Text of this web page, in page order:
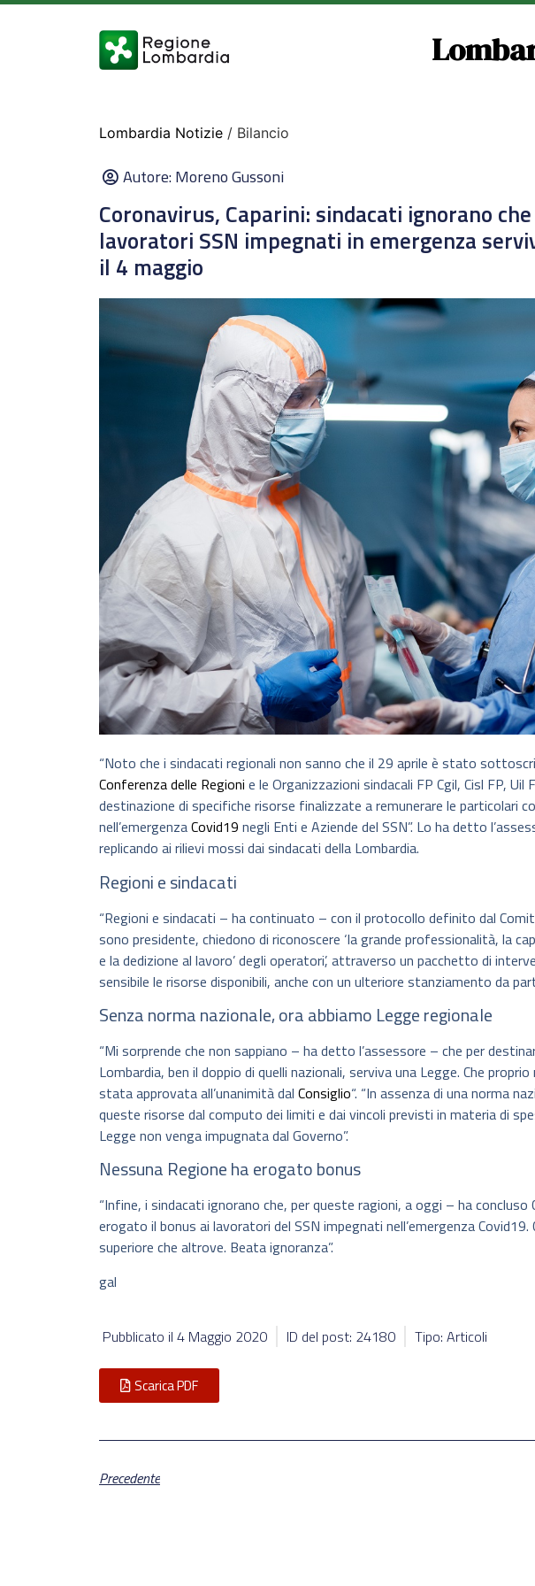
Lombardia Notizie / Bilancio
Autore:Moreno Gussoni
Coronavirus, Caparini: sindacati ignorano
lavoratori SSN impegnati in emergenza
il 4 maggio
“Noto che i sindacati regionali non sanno che il 29 aprile è stato
Conferenza delle Regioni e le Organizzazioni sindacali FP Cgil, Cisl FP, Uil
destinazione di specifiche risorse finalizzate a remunerare le particolari
nell’emergenzaCovid19 negli Enti e Aziende del SSN”. Lo ha detto
replicando ai rilievi mossi dai sindacati della Lombardia.
Regioni e sindacati
“Regioni e sindacati – ha continuato – con il protocollo definito dal
sono presidente, chiedono di riconoscere ‘la grande professionalità, la
e la dedizione al lavoro’ degli operatori’, attraverso un pacchetto di
sensibile le risorse disponibili, anche con un ulteriore stanziamento da
Senza norma nazionale, ora abbiamo Legge regionale
“Mi sorprende che non sappiano – ha detto l’assessore – che per
Lombardia, ben il doppio di quelli nazionali, serviva una Legge. Che
stata approvata all’unanimità dal Consiglio“. “In assenza di una norma
queste risorse dal computo dei limiti e dai vincoli previsti in materia di
Legge non venga impugnata dal Governo”.
Nessuna Regione ha erogato bonus
“Infine, i sindacati ignorano che, per queste ragioni, a oggi – ha concluso
erogato il bonus ai lavoratori del SSN impegnati nell’emergenza Covid19.
superiore che altrove. Beata ignoranza”.
gal
Pubblicato il 4 Maggio 2020 ID del post: 24180 Tipo: Articoli
Scarica PDF
Precedente